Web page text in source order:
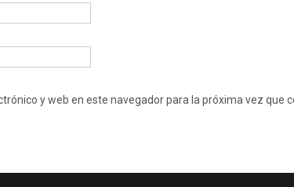
y web en este navegador para la próxima vez que